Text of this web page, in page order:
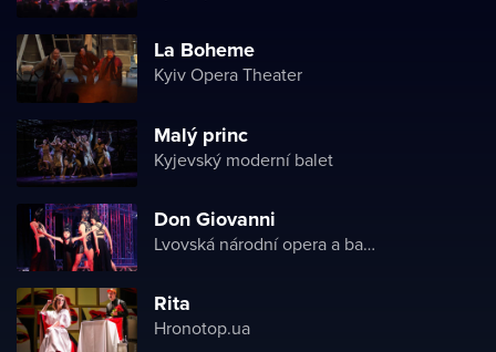
La Boheme
Kyiv Opera Theater
Malý princ
Kyjevský moderní balet
Don Giovanni
Lvovská národní opera a balet
Rita
Hronotop.ua